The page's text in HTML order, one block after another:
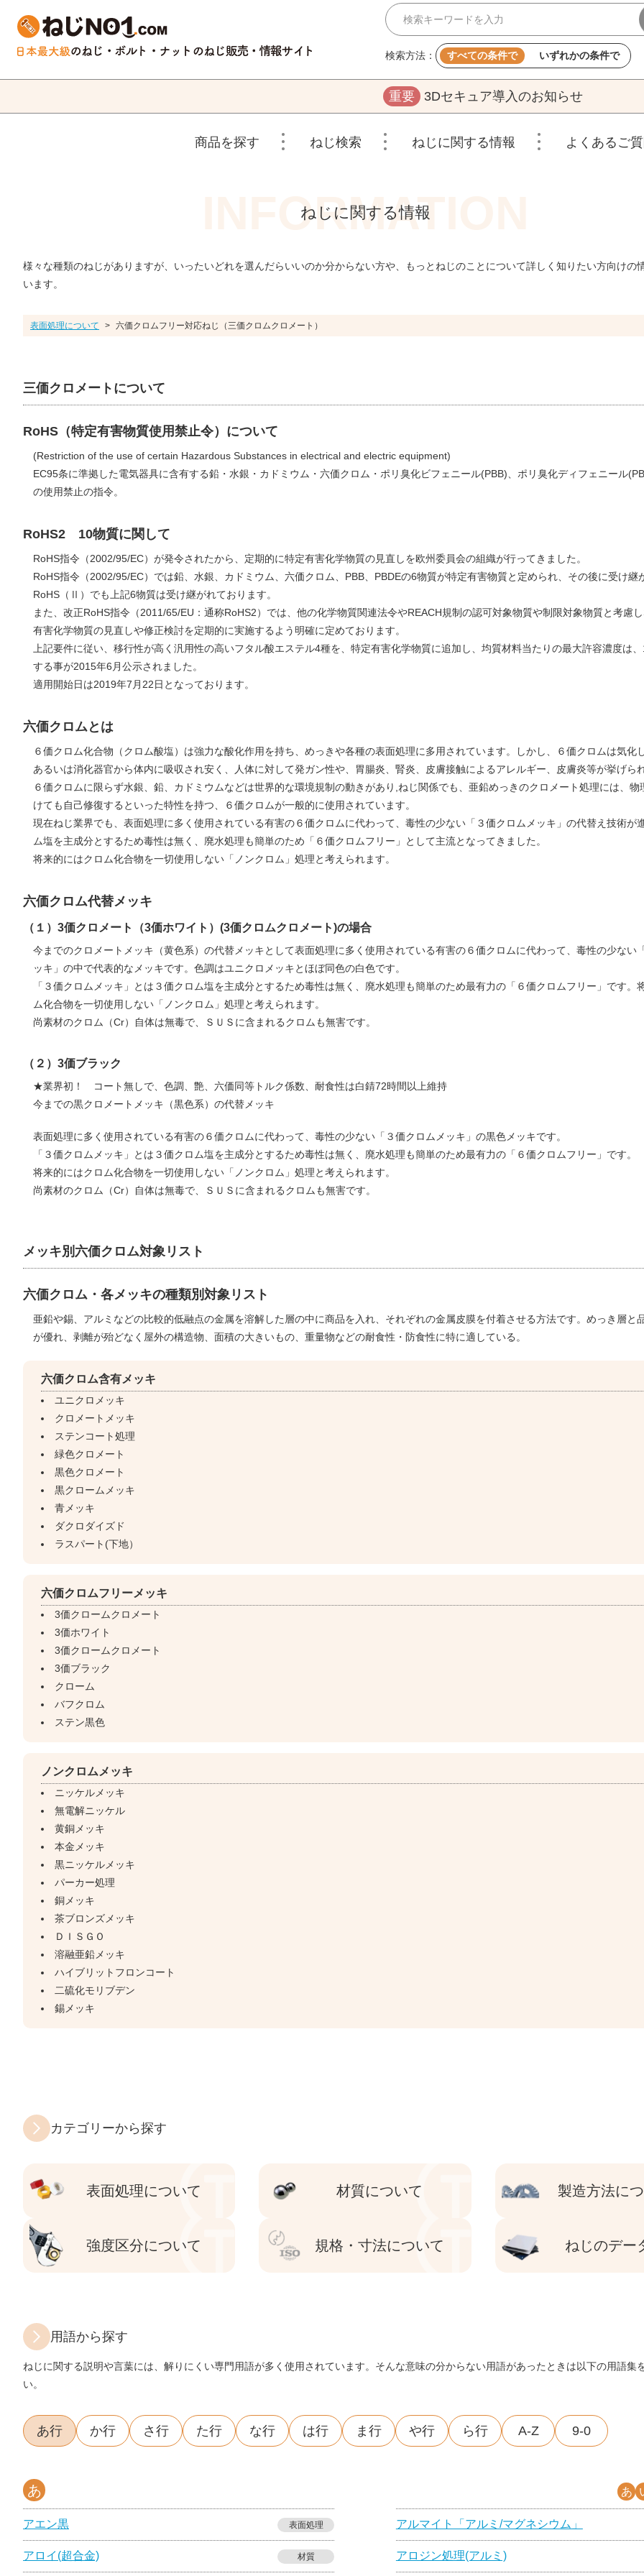
検索方法： すべての条件で いずれかの条件で
重要 3Dセキュア導入のお知らせ
商品を探す ねじ検索 ねじに関する情報 よくあるご
ねじに関する情報
様々な種類のねじがありますが、いったいどれを選んだらいいのか分からない方や、もっとねじのことについて詳しく知りたい方向けの
います。
表面処理について > 六価クロムフリー対応ねじ（三価クロムクロメート）
三価クロメートについて
RoHS（特定有害物質使用禁止令）について
(Restriction of the use of certain Hazardous Substances in electrical and electric equipment)
EC95条に準拠した電気器具に含有する鉛・水銀・カドミウム・六価クロム・ポリ臭化ビフェニール(PBB)、ポリ臭化ディフェニール
の使用禁止の指令。
RoHS2 10物質に関して
RoHS指令（2002/95/EC）が発令されたから、定期的に特定有害化学物質の見直しを欧州委員会の組織が行ってきました。
RoHS指令（2002/95/EC）では鉛、水銀、カドミウム、六価クロム、PBB、PBDEの6物質が特定有害物質と定められ、その後に受け継
RoHS（Ⅱ）でも上記6物質は受け継がれております。
また、改正RoHS指令（2011/65/EU：通称RoHS2）では、他の化学物質関連法令やREACH規制の認可対象物質や制限対象物質と考慮
有害化学物質の見直しや修正検討を定期的に実施するよう明確に定めております。
上記要件に従い、移行性が高く汎用性の高いフタル酸エステル4種を、特定有害化学物質に追加し、均質材料当たりの最大許容濃度は
する事が2015年6月公示されました。
適用開始日は2019年7月22日となっております。
六価クロムとは
６価クロム化合物（クロム酸塩）は強力な酸化作用を持ち、めっきや各種の表面処理に多用されています。しかし、６価クロムは気化
あるいは消化器官から体内に吸収され安く、人体に対して発ガン性や、胃腸炎、腎炎、皮膚接触によるアレルギー、皮膚炎等が挙げられ
６価クロムに限らず水銀、鉛、カドミウムなどは世界的な環境規制の動きがあり,ねじ関係でも、亜鉛めっきのクロメート処理には、物
けても自己修復するといった特性を持つ、６価クロムが一般的に使用されています。
現在ねじ業界でも、表面処理に多く使用されている有害の６価クロムに代わって、毒性の少ない「３価クロムメッキ」の代替え技術が
ム塩を主成分とするため毒性は無く、廃水処理も簡単のため「６価クロムフリー」として主流となってきました。
将来的にはクロム化合物を一切使用しない「ノンクロム」処理と考えられます。
六価クロム代替メッキ
（１）3価クロメート（3価ホワイト）(3価クロムクロメート)の場合
今までのクロメートメッキ（黄色系）の代替メッキとして表面処理に多く使用されている有害の６価クロムに代わって、毒性の少ない
ッキ」の中で代表的なメッキです。色調はユニクロメッキとほぼ同色の白色です。
「３価クロムメッキ」とは３価クロム塩を主成分とするため毒性は無く、廃水処理も簡単のため最有力の「６価クロムフリー」です。
ム化合物を一切使用しない「ノンクロム」処理と考えられます。
尚素材のクロム（Cr）自体は無毒で、ＳＵＳに含まれるクロムも無害です。
（２）3価ブラック
★業界初！ コート無しで、色調、艶、六価同等トルク係数、耐食性は白錆72時間以上維持
今までの黒クロメートメッキ（黒色系）の代替メッキ
表面処理に多く使用されている有害の６価クロムに代わって、毒性の少ない「３価クロムメッキ」の黒色メッキです。
「３価クロムメッキ」とは３価クロム塩を主成分とするため毒性は無く、廃水処理も簡単のため最有力の「６価クロムフリー」です。
将来的にはクロム化合物を一切使用しない「ノンクロム」処理と考えられます。
尚素材のクロム（Cr）自体は無毒で、ＳＵＳに含まれるクロムも無害です。
メッキ別六価クロム対象リスト
六価クロム・各メッキの種類別対象リスト
亜鉛や錫、アルミなどの比較的低融点の金属を溶解した層の中に商品を入れ、それぞれの金属皮膜を付着させる方法です。めっき層と
が優れ、剥離が殆どなく屋外の構造物、面積の大きいもの、重量物などの耐食性・防食性に特に適している。
六価クロム含有メッキ
ユニクロメッキ
クロメートメッキ
ステンコート処理
緑色クロメート
黒色クロメート
黒クロームメッキ
青メッキ
ダクロダイズド
ラスパート(下地）
六価クロムフリーメッキ
3価クロームクロメート
3価ホワイト
3価クロームクロメート
3価ブラック
クローム
バフクロム
ステン黒色
ノンクロムメッキ
ニッケルメッキ
無電解ニッケル
黄銅メッキ
本金メッキ
黒ニッケルメッキ
パーカー処理
銅メッキ
茶ブロンズメッキ
ＤＩＳＧＯ
溶融亜鉛メッキ
ハイブリットフロンコート
二硫化モリブデン
錫メッキ
カテゴリーから探す
表面処理について 材質について 製造方法に
強度区分について 規格・寸法について ねじのデー
用語から探す
ねじに関する説明や言葉には、解りにくい専門用語が多く使用されています。そんな意味の分からない用語があったときは以下の用語集
い。
あ行 か行 さ行 た行 な行 は行 ま行 や行 ら行 A-Z 9-0
あ あ
アエン黒 表面処理 アルマイト「アルミ/マグネシウム」
アロイ(超合金) 材質 アロジン処理(アルミ)